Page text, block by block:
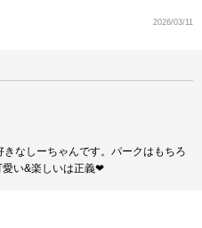
2026/03/11
なしーちゃんです。パークはもちろ
愛い&楽しいは正義❤︎